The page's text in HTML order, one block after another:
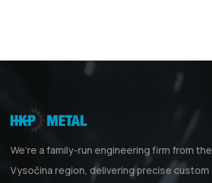
We’re a family-run engineering firm from the
Vysočina region, delivering precise custom